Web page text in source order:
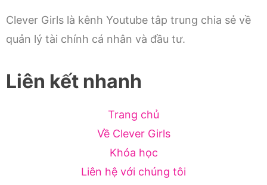
Clever Girls là kênh Youtube tâp trung chia sẻ về
quản lý tài chính cá nhân và đầu tư.
Liên kết nhanh
Trang chủ
Về Clever Girls
Khóa học
Liên hệ với chúng tôi